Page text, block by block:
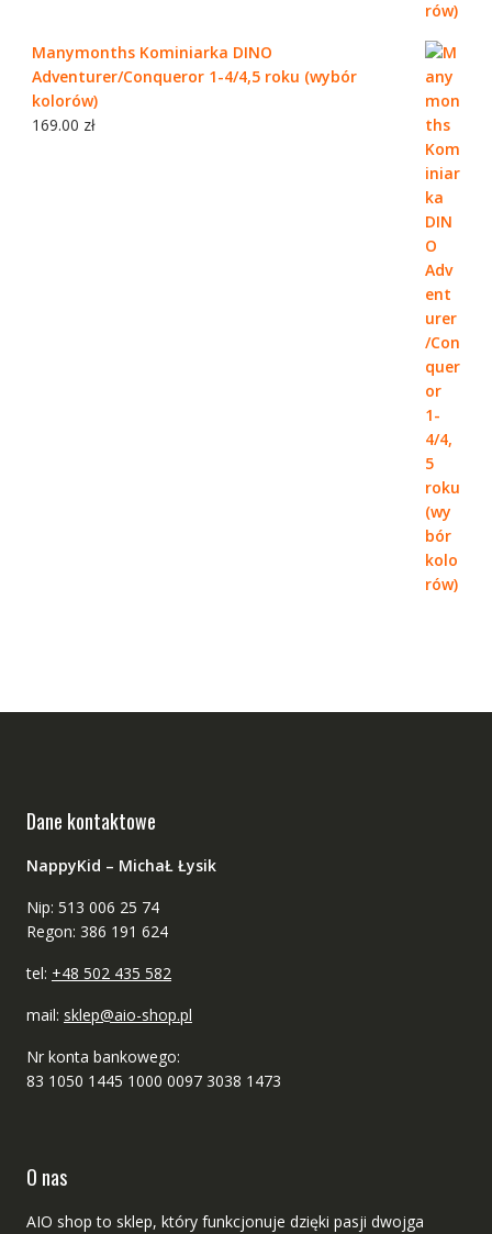
Manymonths Kominiarka DINO
Adventurer/Conqueror 1-4/4,5 roku (wybór
kolorów)
169.00 zł
Dane kontaktowe
NappyKid – MichaŁ Łysik
Nip: 513 006 25 74
Regon: 386 191 624
tel: +48 502 435 582
mail: sklep@aio-shop.pl
Nr konta bankowego:
83 1050 1445 1000 0097 3038 1473
O nas
AIO shop to sklep, który funkcjonuje dzięki pasji dwojga